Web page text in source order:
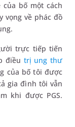
bố một cách
vọng về phác đồ
trực tiếp tiến
điều trị ung thư
của bố tôi được
gia đình tôi vẫn
khi được PGS.